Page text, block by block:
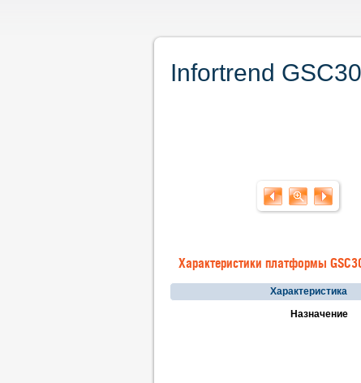
Infortrend
Характеристики платформы
Характеристика
Назначение